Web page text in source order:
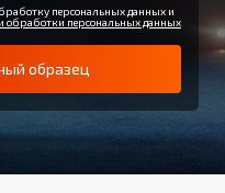
персональных данных и
обработки персональных данных
образец